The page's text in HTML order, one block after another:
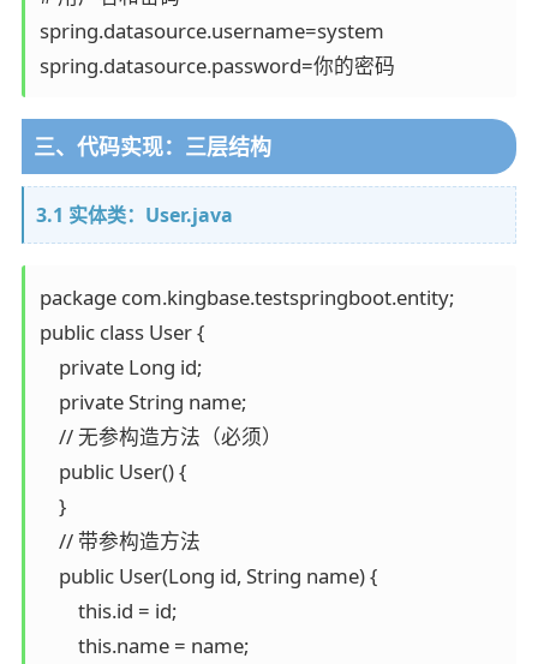
spring.datasource.username=system
spring.datasource.password=你的密码
三、代码实现：三层结构
3.1 实体类：User.java
package com.kingbase.testspringboot.entity;
public class User {
    private Long id;
    private String name;
    // 无参构造方法（必须）
    public User() {
    }
    // 带参构造方法
    public User(Long id, String name) {
        this.id = id;
        this.name = name;